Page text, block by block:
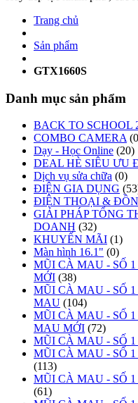
Trang chủ
Sản phẩm
GTX1660S
Danh mục sản phẩm
BACK TO SCHOOL
COMBO CAMERA
Dạy - Học Online (20)
DEAL HÈ SIÊU ƯU
Dịch vụ sửa chữa (0)
ĐIỆN GIA DỤNG
ĐIỆN THOẠI &
GIẢI PHÁP TỔNG
DOANH (32)
KHUYẾN MÃI (1)
Màn hình 16.1" (0)
MŨI CÀ MAU - SỐ
MỚI (38)
MŨI CÀ MAU - SỐ
MAU (104)
MŨI CÀ MAU - SỐ
MAU MỚI (72)
MŨI CÀ MAU - SỐ
MŨI CÀ MAU - SỐ
(113)
MŨI CÀ MAU - SỐ
(61)